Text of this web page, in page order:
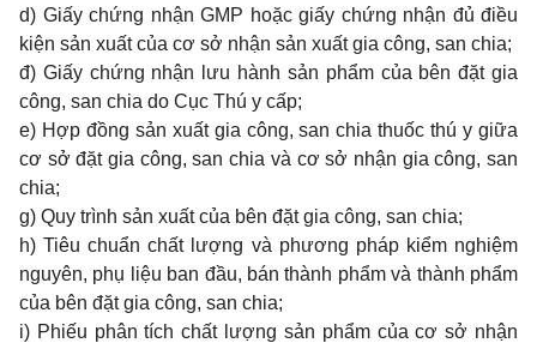
d) Giấy chứng nhận GMP hoặc giấy chứng nhận đủ điều
kiện sản xuất của cơ sở nhận sản xuất gia công, san chia;
đ) Giấy chứng nhận lưu hành sản phẩm của bên đặt gia
công, san chia do Cục Thú y cấp;
e) Hợp đồng sản xuất gia công, san chia thuốc thú y giữa
cơ sở đặt gia công, san chia và cơ sở nhận gia công, san
chia;
g) Quy trình sản xuất của bên đặt gia công, san chia;
h) Tiêu chuẩn chất lượng và phương pháp kiểm nghiệm
nguyên, phụ liệu ban đầu, bán thành phẩm và thành phẩm
của bên đặt gia công, san chia;
i) Phiếu phân tích chất lượng sản phẩm của cơ sở nhận